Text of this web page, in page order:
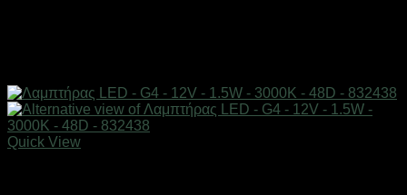
Quick View